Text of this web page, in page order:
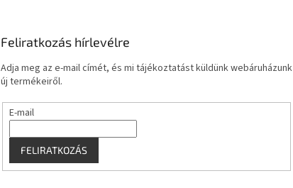
Feliratkozás hírlevélre
Adja meg az e-mail címét, és mi tájékoztatást küldünk webáruházunk
új termékeiről.
E-mail
FELIRATKOZÁS